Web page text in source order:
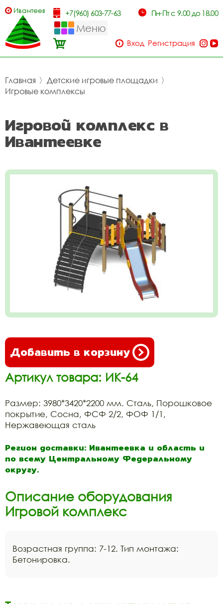
Ивантеевка +7(960) 603-77-63 Пн-Пт с 9.00 до 18.00
Меню
Вход Регистрация
Главная 〉 Детские игровые площадки 〉
Игровые комплексы
Игровой комплекс в
Ивантеевке
Добавить в корзину
Артикул товара: ИК-64
Размер: 3980*3420*2200 мм. Сталь, Порошковое
покрытие, Сосна, ФСФ 2/2, ФОФ 1/1,
Нержавеющая сталь
Регион доставки: Ивантеевка и область и
по всему Центральному Федеральному
округу.
Описание оборудования
Игровой комплекс
Возрастная группа: 7-12. Тип монтажа:
Бетонировка.